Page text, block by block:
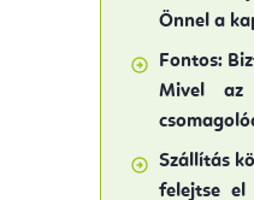
Önnel a
Fontos:
Mivel az
Szállítás
felejtse el